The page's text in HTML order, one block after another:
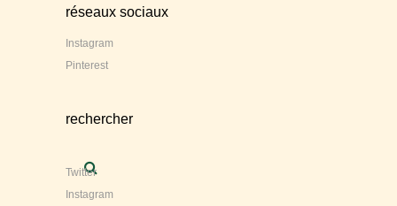
réseaux sociaux
Instagram
Pinterest
rechercher
Twitter
Instagram